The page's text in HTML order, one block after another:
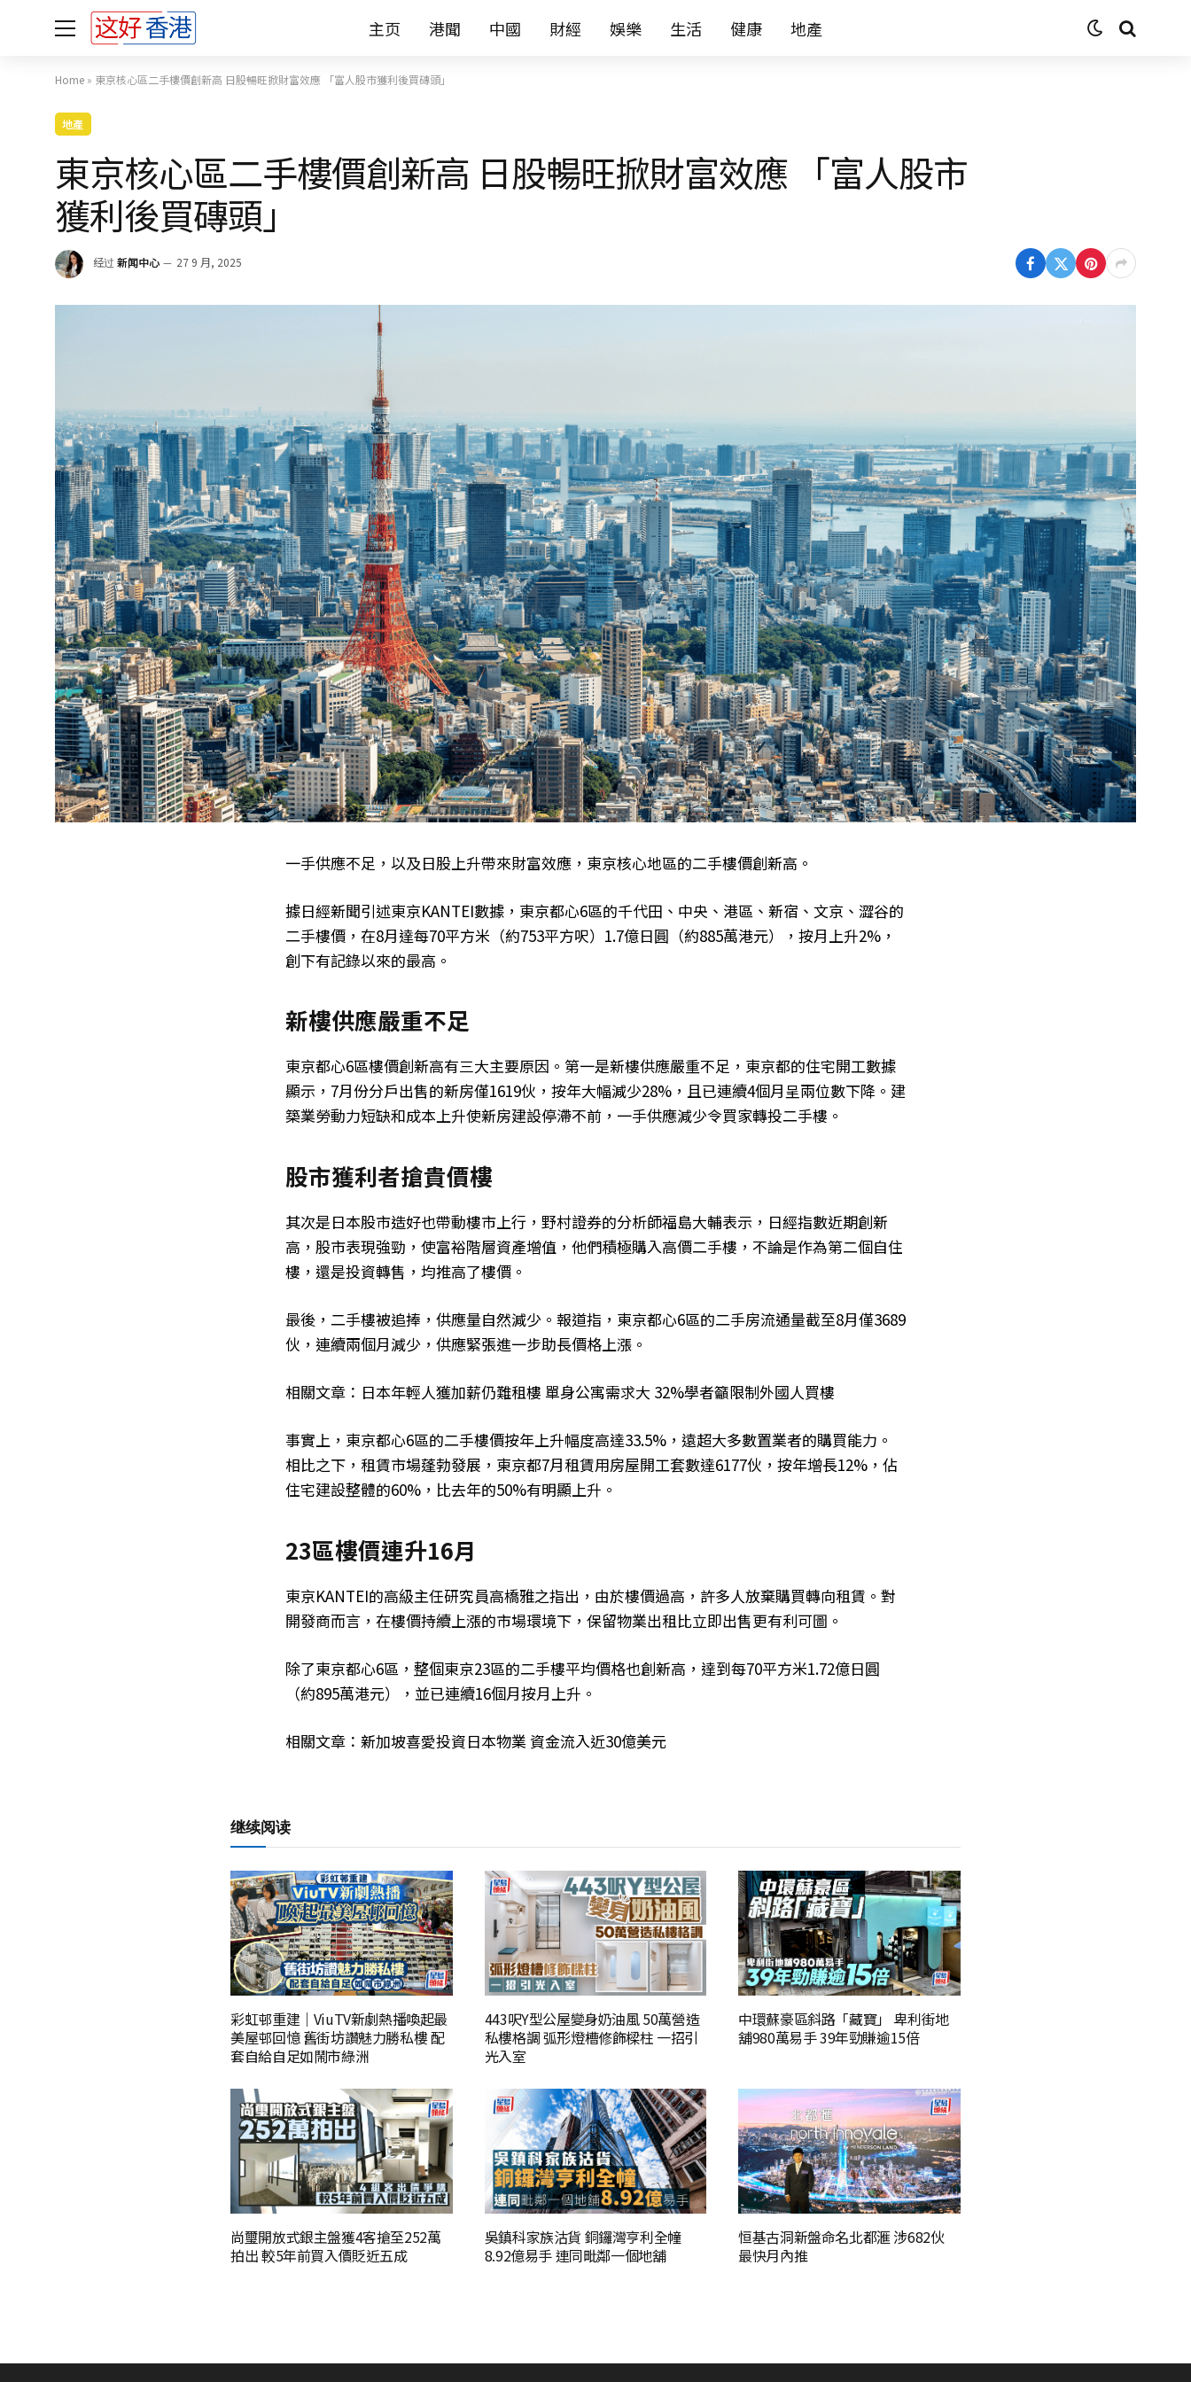
主页 港聞 中國 財經 娛樂 生活 健康 地產
Home » 東京核心區二手樓價創新高 日股暢旺掀財富效應 「富人股市獲利後買磚頭」
地產
東京核心區二手樓價創新高 日股暢旺掀財富效應 「富人股市
獲利後買磚頭」
经过 新闻中心 27 9 月, 2025
一手供應不足，以及日股上升帶來財富效應，東京核心地區的二手樓價創新高。
據日經新聞引述東京KANTEI數據，東京都心6區的千代田、中央、港區、新宿、文京、澀谷的
二手樓價，在8月達每70平方米（約753平方呎）1.7億日圓（約885萬港元），按月上升2%，
創下有記錄以來的最高。
新樓供應嚴重不足
東京都心6區樓價創新高有三大主要原因。第一是新樓供應嚴重不足，東京都的住宅開工數據
顯示，7月份分戶出售的新房僅1619伙，按年大幅減少28%，且已連續4個月呈兩位數下降。建
築業勞動力短缺和成本上升使新房建設停滯不前，一手供應減少令買家轉投二手樓。
股市獲利者搶貴價樓
其次是日本股市造好也帶動樓市上行，野村證券的分析師福島大輔表示，日經指數近期創新
高，股市表現強勁，使富裕階層資產增值，他們積極購入高價二手樓，不論是作為第二個自住
樓，還是投資轉售，均推高了樓價。
最後，二手樓被追捧，供應量自然減少。報道指，東京都心6區的二手房流通量截至8月僅3689
伙，連續兩個月減少，供應緊張進一步助長價格上漲。
相關文章：日本年輕人獲加薪仍難租樓 單身公寓需求大 32%學者籲限制外國人買樓
事實上，東京都心6區的二手樓價按年上升幅度高達33.5%，遠超大多數置業者的購買能力。
相比之下，租賃市場蓬勃發展，東京都7月租賃用房屋開工套數達6177伙，按年增長12%，佔
住宅建設整體的60%，比去年的50%有明顯上升。
23區樓價連升16月
東京KANTEI的高級主任研究員高橋雅之指出，由於樓價過高，許多人放棄購買轉向租賃。對
開發商而言，在樓價持續上漲的市場環境下，保留物業出租比立即出售更有利可圖。
除了東京都心6區，整個東京23區的二手樓平均價格也創新高，達到每70平方米1.72億日圓
（約895萬港元），並已連續16個月按月上升。
相關文章：新加坡喜愛投資日本物業 資金流入近30億美元
继续阅读
彩虹邨重建｜ViuTV新劇熱播喚起最
美屋邨回憶 舊街坊讚魅力勝私樓 配
套自給自足如鬧市綠洲
443呎Y型公屋變身奶油風 50萬營造
私樓格調 弧形燈槽修飾樑柱 一招引
光入室
中環蘇豪區斜路「藏寶」 卑利街地
舖980萬易手 39年勁賺逾15倍
尚璽開放式銀主盤獲4客搶至252萬
拍出 較5年前買入價貶近五成
吳鎮科家族沽貨 銅鑼灣亨利全幢
8.92億易手 連同毗鄰一個地舖
恒基古洞新盤命名北都滙 涉682伙
最快月內推